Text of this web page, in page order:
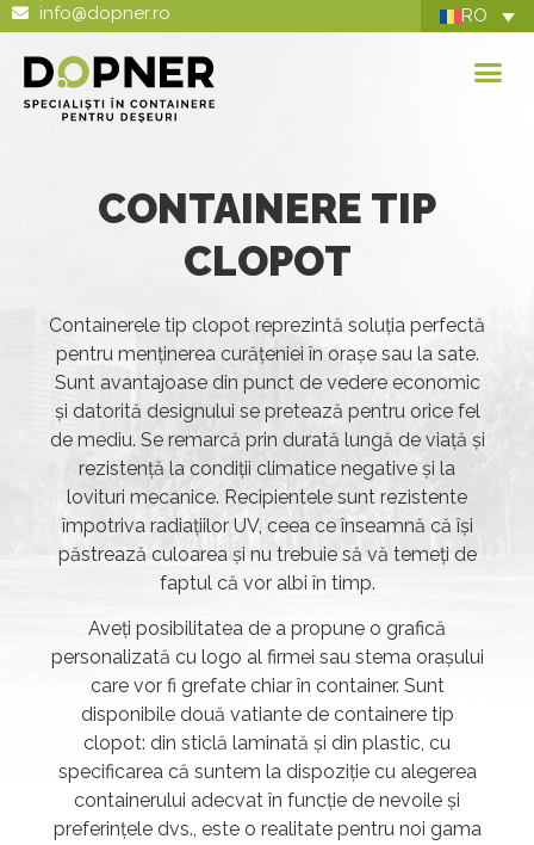
info@dopner.ro RO
CONTAINERE TIP
CLOPOT
Containerele tip clopot reprezintă soluția perfectă
pentru menținerea curățeniei în orașe sau la sate.
Sunt avantajoase din punct de vedere economic
și datorită designului se pretează pentru orice fel
de mediu. Se remarcă prin durată lungă de viață și
rezistență la condiții climatice negative și la
lovituri mecanice. Recipientele sunt rezistente
împotriva radiațiilor UV, ceea ce înseamnă că își
păstrează culoarea și nu trebuie să vă temeți de
faptul că vor albi în timp.
Aveți posibilitatea de a propune o grafică
personalizată cu logo al firmei sau stema orașului
care vor fi grefate chiar în container. Sunt
disponibile două vatiante de containere tip
clopot: din sticlă laminată și din plastic, cu
specificarea că suntem la dispoziție cu alegerea
containerului adecvat în funcție de nevoile și
preferințele dvs., este o realitate pentru noi gama